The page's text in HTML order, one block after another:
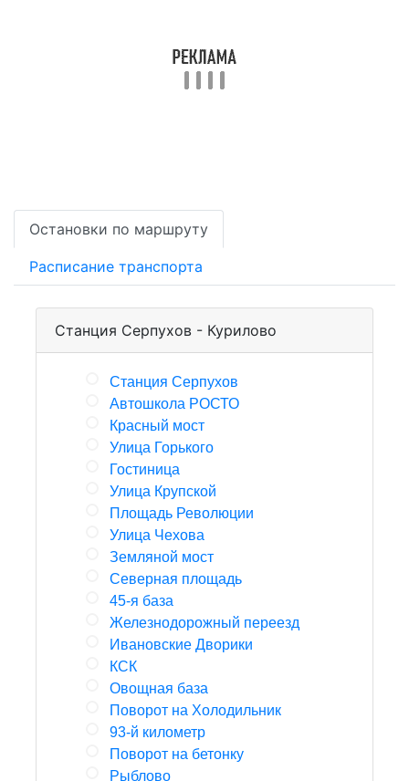
Остановки по маршруту
Расписание транспорта
Станция Серпухов - Курилово
Станция Серпухов
Автошкола РОСТО
Красный мост
Улица Горького
Гостиница
Улица Крупской
Площадь Революции
Улица Чехова
Земляной мост
Северная площадь
45-я база
Железнодорожный переезд
Ивановские Дворики
КСК
Овощная база
Поворот на Холодильник
93-й километр
Поворот на бетонку
Рыблово